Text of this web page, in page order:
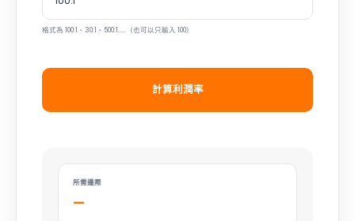
格式為 100:1、30:1、500:1……（也可以只輸入 100）
計算利潤率
所需邊際
—